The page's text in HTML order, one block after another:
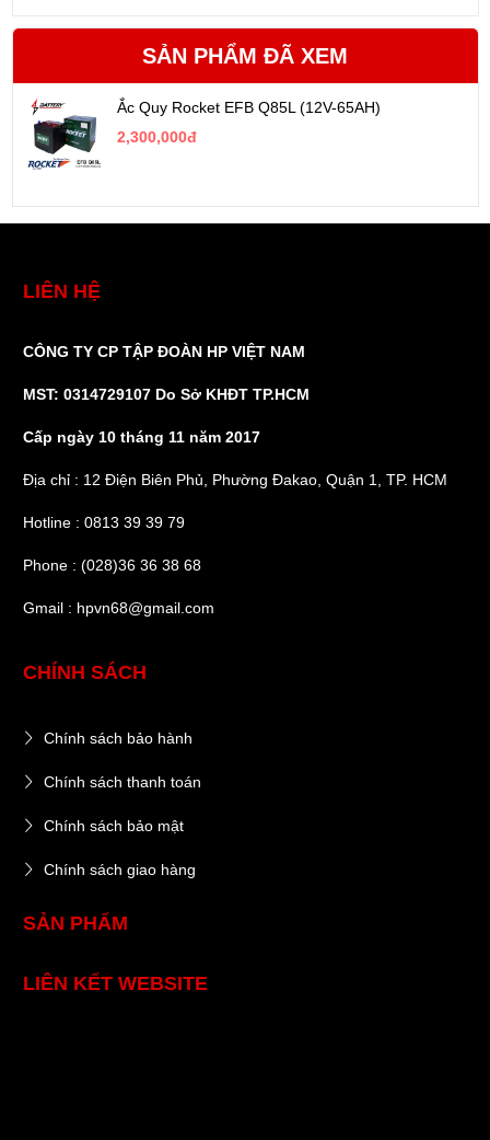
SẢN PHẨM ĐÃ XEM
Ắc Quy Rocket EFB Q85L (12V-65AH)
2,300,000đ
LIÊN HỆ
CÔNG TY CP TẬP ĐOÀN HP VIỆT NAM
MST: 0314729107 Do Sở KHĐT TP.HCM
Cấp ngày 10 tháng 11 năm 2017
Địa chỉ : 12 Điện Biên Phủ, Phường Đakao, Quận 1, TP. HCM
Hotline : 0813 39 39 79
Phone : (028)36 36 38 68
Gmail : hpvn68@gmail.com
CHÍNH SÁCH
Chính sách bảo hành
Chính sách thanh toán
Chính sách bảo mật
Chính sách giao hàng
SẢN PHẨM
LIÊN KẾT WEBSITE